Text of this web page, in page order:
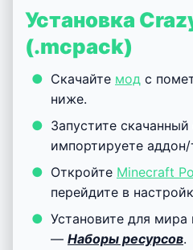
Установка
(.mcpack)
Скачайте мод с
ниже.
Запустите
импортируете аддон/
Откройте Minecraft
перейдите в
Установите для
— Наборы ресурсов.